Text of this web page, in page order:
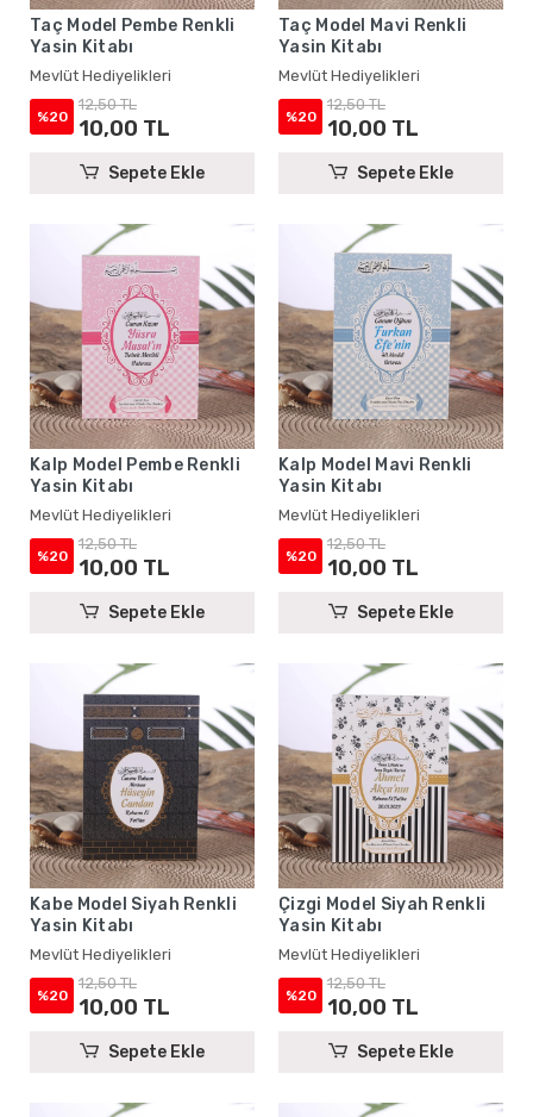
Taç Model Pembe Renkli
Yasin Kitabı
Mevlüt Hediyelikleri
%20
12,50 TL
10,00 TL
Sepete Ekle
Taç Model Mavi Renkli
Yasin Kitabı
Mevlüt Hediyelikleri
%20
12,50 TL
10,00 TL
Sepete Ekle
Kalp Model Pembe Renkli
Yasin Kitabı
Mevlüt Hediyelikleri
%20
12,50 TL
10,00 TL
Sepete Ekle
Kalp Model Mavi Renkli
Yasin Kitabı
Mevlüt Hediyelikleri
%20
12,50 TL
10,00 TL
Sepete Ekle
Kabe Model Siyah Renkli
Yasin Kitabı
Mevlüt Hediyelikleri
%20
12,50 TL
10,00 TL
Sepete Ekle
Çizgi Model Siyah Renkli
Yasin Kitabı
Mevlüt Hediyelikleri
%20
12,50 TL
10,00 TL
Sepete Ekle